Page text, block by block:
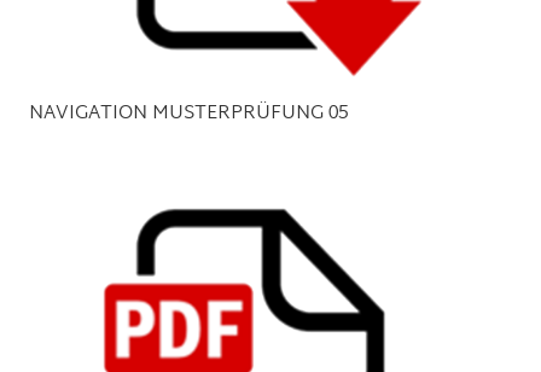
NAVIGATION MUSTERPRÜFUNG 05